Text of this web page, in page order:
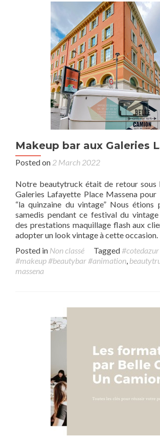
Makeup bar aux Galeries
Posted on 2 March 2022
Notre beautytruck était de retour sous
Galeries Lafayette Place Massena pour
“la quinzaine du vintage” Nous étions
samedis pendant ce festival du
des prestations maquillage flash aux
adopter un look vintage à cette
Posted in Non classé Tagged
#makeup #beautybar #animation,
massena